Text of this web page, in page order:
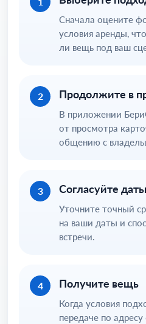
Сначала оцените
условия аренды,
ли вещь под ваш
2 Продолжите в
В приложении
от просмотра
общению с
3 Согласуйте
Уточните точный
на ваши даты и
встречи.
4 Получите вещь
Когда условия
передаче по